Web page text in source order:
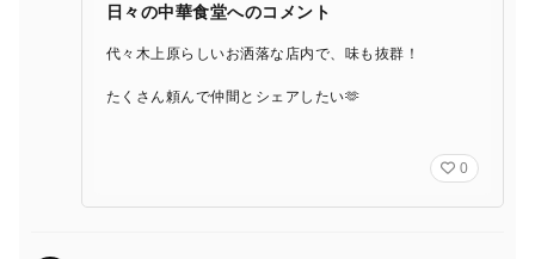
日々の中華食堂へのコメント
代々木上原らしいお洒落な店内で、味も抜群！
たくさん頼んで仲間とシェアしたい🫶
0